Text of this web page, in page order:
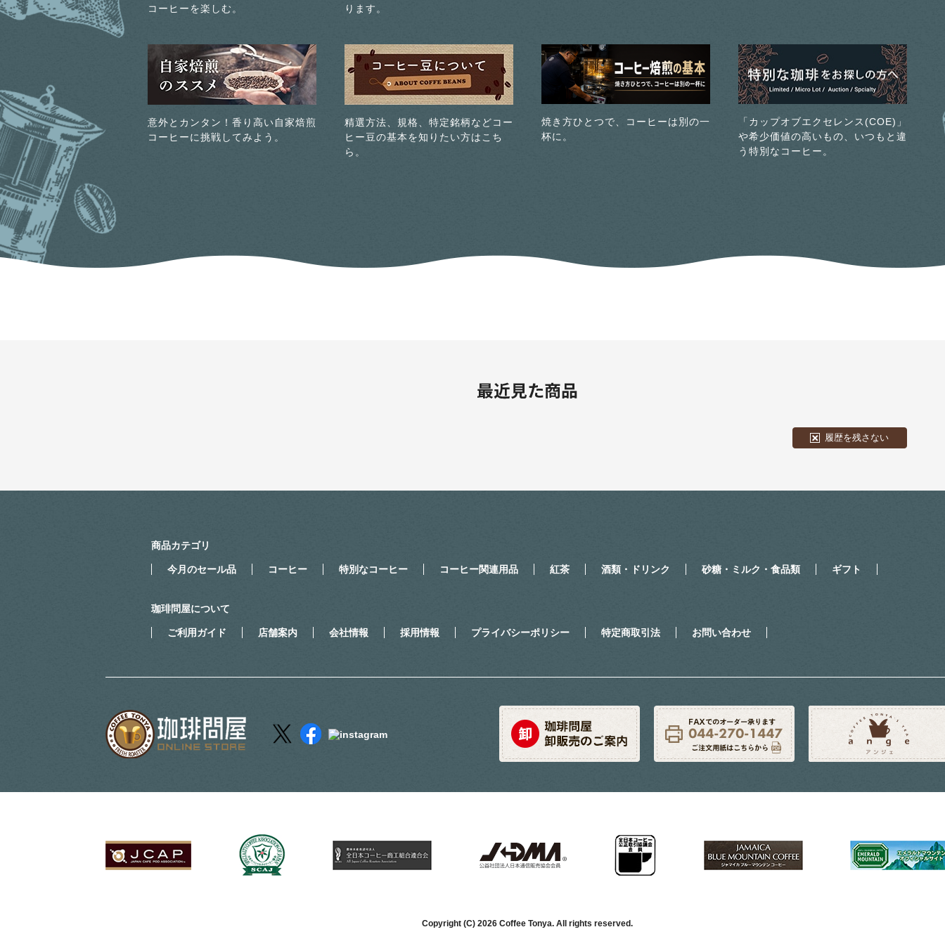
コーヒーを楽しむ。
ります。
意外とカンタン！香り高い自家焙煎
コーヒーに挑戦してみよう。
精選方法、規格、特定銘柄などコー
ヒー豆の基本を知りたい方はこち
ら。
焼き方ひとつで、コーヒーは別の一
杯に。
「カップオブエクセレンス(COE)」
や希少価値の高いもの、いつもと違
う特別なコーヒー。
履歴を残さない
商品カテゴリ
今月のセール品 コーヒー 特別なコーヒー コーヒー関連用品 紅茶 酒類・ドリンク 砂糖・ミルク・食品類 ギフト
珈琲問屋について
ご利用ガイド 店舗案内 会社情報 採用情報 プライバシーポリシー 特定商取引法 お問い合わせ
Copyright (C) 2026 Coffee Tonya. All rights reserved.